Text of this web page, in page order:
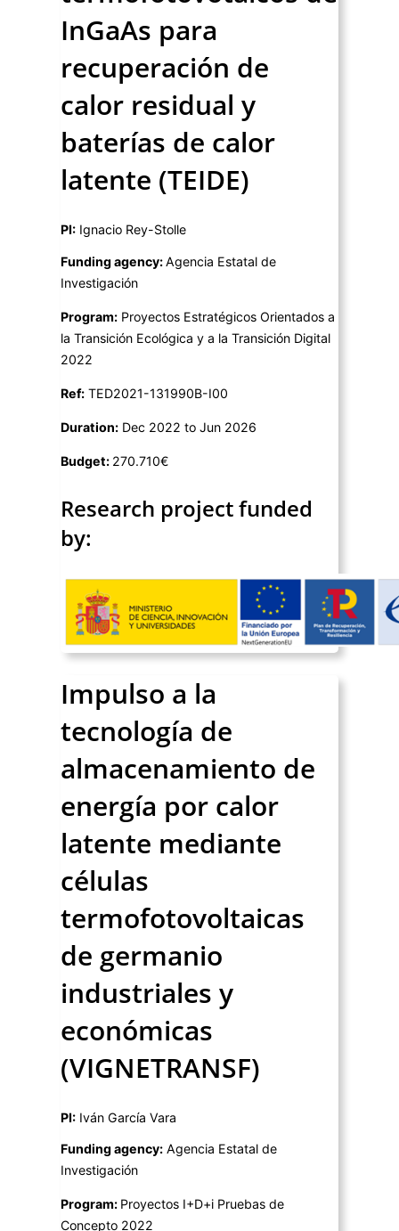
InGaAs para
recuperación de
calor residual y
baterías de calor
latente (TEIDE)
PI: Ignacio Rey-Stolle
Funding agency:Agencia Estatal de
Investigación
Program: Proyectos Estratégicos Orientados a
la Transición Ecológica y a la Transición Digital
2022
Ref: TED2021-131990B-I00
Duration: Dec 2022 to Jun 2026
Budget: 270.710€
Research project funded
by:
Impulso a la
tecnología de
almacenamiento de
energía por calor
latente mediante
células
termofotovoltaicas
de germanio
industriales y
económicas
(VIGNETRANSF)
PI: Iván García Vara
Funding agency: Agencia Estatal de
Investigación
Program: Proyectos I+D+i Pruebas de
Concepto 2022